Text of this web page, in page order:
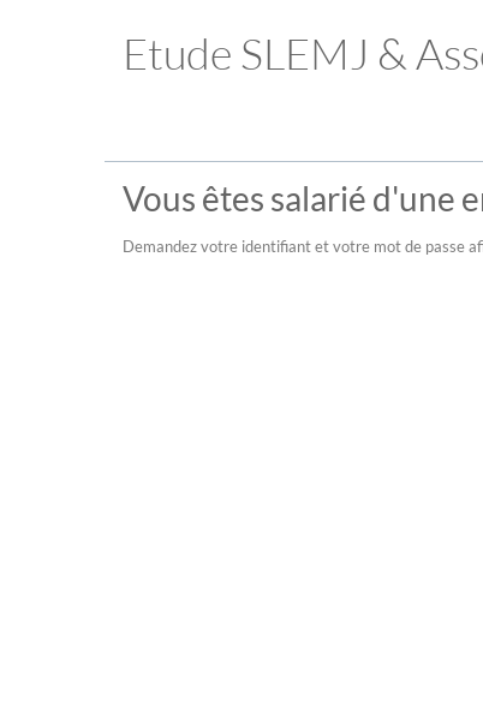
Etude SLEMJ &
Vous êtes salarié d'une
Demandez votre identifiant et votre mot de passe